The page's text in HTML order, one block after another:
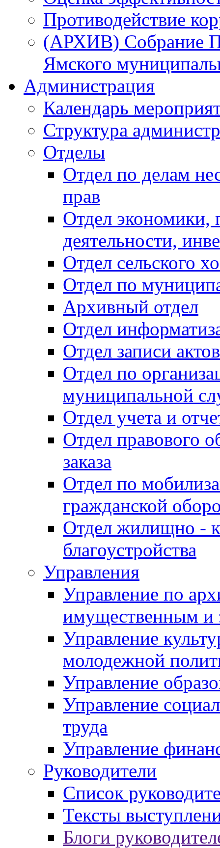
Противодействие
(АРХИВ) Собрание
Ямского
Администрация
Календарь
Структура
Отделы
Отдел по делам
прав
Отдел экономики,
деятельности,
Отдел сельского
Отдел по
Архивный отдел
Отдел
Отдел записи
Отдел по
муниципальной
Отдел учета и
Отдел правового
заказа
Отдел по
гражданской
Отдел жилищно -
благоустройства
Управления
Управление по
имущественным и
Управление
молодежной
Управление
Управление
труда
Управление
Руководители
Список
Тексты
Блоги